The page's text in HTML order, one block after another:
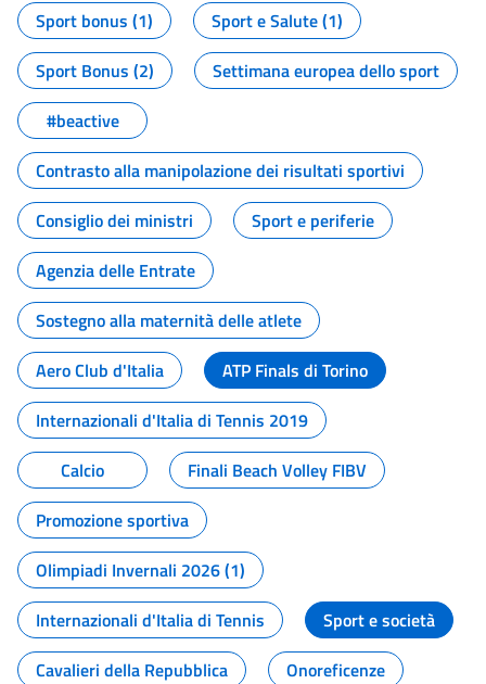
Sport bonus (1)
Sport e Salute (1)
Sport Bonus (2)
Settimana europea dello sport
#beactive
Contrasto alla manipolazione dei risultati sportivi
Consiglio dei ministri
Sport e periferie
Agenzia delle Entrate
Sostegno alla maternità delle atlete
Aero Club d'Italia
ATP Finals di Torino
Internazionali d'Italia di Tennis 2019
Calcio
Finali Beach Volley FIBV
Promozione sportiva
Olimpiadi Invernali 2026 (1)
Internazionali d'Italia di Tennis
Sport e società
Cavalieri della Repubblica
Onoreficenze